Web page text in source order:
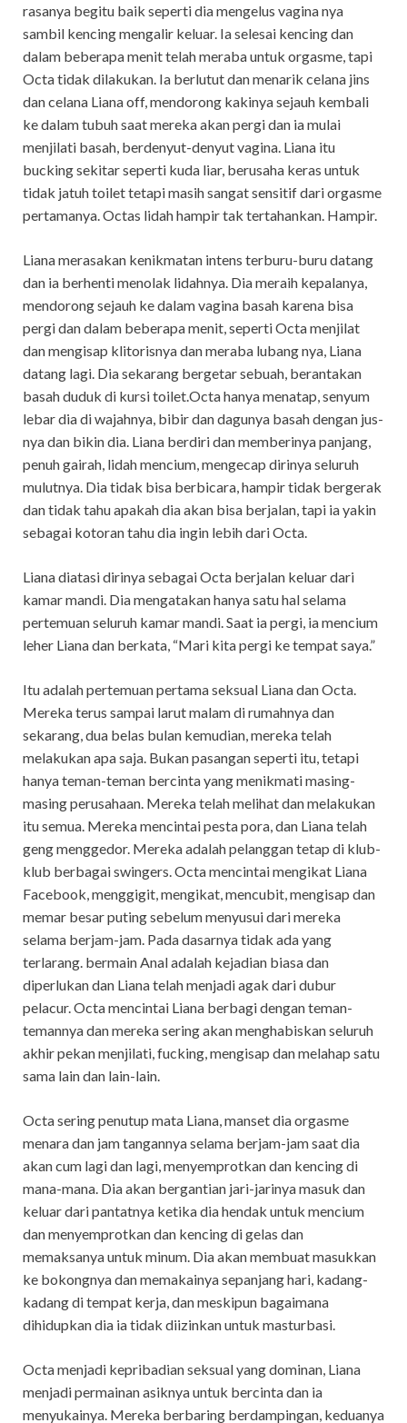
rasanya begitu baik seperti dia mengelus vagina nya
sambil kencing mengalir keluar. Ia selesai kencing dan
dalam beberapa menit telah meraba untuk orgasme, tapi
Octa tidak dilakukan. Ia berlutut dan menarik celana jins
dan celana Liana off, mendorong kakinya sejauh kembali
ke dalam tubuh saat mereka akan pergi dan ia mulai
menjilati basah, berdenyut-denyut vagina. Liana itu
bucking sekitar seperti kuda liar, berusaha keras untuk
tidak jatuh toilet tetapi masih sangat sensitif dari orgasme
pertamanya. Octas lidah hampir tak tertahankan. Hampir.
Liana merasakan kenikmatan intens terburu-buru datang
dan ia berhenti menolak lidahnya. Dia meraih kepalanya,
mendorong sejauh ke dalam vagina basah karena bisa
pergi dan dalam beberapa menit, seperti Octa menjilat
dan mengisap klitorisnya dan meraba lubang nya, Liana
datang lagi. Dia sekarang bergetar sebuah, berantakan
basah duduk di kursi toilet.Octa hanya menatap, senyum
lebar dia di wajahnya, bibir dan dagunya basah dengan jus-
nya dan bikin dia. Liana berdiri dan memberinya panjang,
penuh gairah, lidah mencium, mengecap dirinya seluruh
mulutnya. Dia tidak bisa berbicara, hampir tidak bergerak
dan tidak tahu apakah dia akan bisa berjalan, tapi ia yakin
sebagai kotoran tahu dia ingin lebih dari Octa.
Liana diatasi dirinya sebagai Octa berjalan keluar dari
kamar mandi. Dia mengatakan hanya satu hal selama
pertemuan seluruh kamar mandi. Saat ia pergi, ia mencium
leher Liana dan berkata, “Mari kita pergi ke tempat saya.”
Itu adalah pertemuan pertama seksual Liana dan Octa.
Mereka terus sampai larut malam di rumahnya dan
sekarang, dua belas bulan kemudian, mereka telah
melakukan apa saja. Bukan pasangan seperti itu, tetapi
hanya teman-teman bercinta yang menikmati masing-
masing perusahaan. Mereka telah melihat dan melakukan
itu semua. Mereka mencintai pesta pora, dan Liana telah
geng menggedor. Mereka adalah pelanggan tetap di klub-
klub berbagai swingers. Octa mencintai mengikat Liana
Facebook, menggigit, mengikat, mencubit, mengisap dan
memar besar puting sebelum menyusui dari mereka
selama berjam-jam. Pada dasarnya tidak ada yang
terlarang. bermain Anal adalah kejadian biasa dan
diperlukan dan Liana telah menjadi agak dari dubur
pelacur. Octa mencintai Liana berbagi dengan teman-
temannya dan mereka sering akan menghabiskan seluruh
akhir pekan menjilati, fucking, mengisap dan melahap satu
sama lain dan lain-lain.
Octa sering penutup mata Liana, manset dia orgasme
menara dan jam tangannya selama berjam-jam saat dia
akan cum lagi dan lagi, menyemprotkan dan kencing di
mana-mana. Dia akan bergantian jari-jarinya masuk dan
keluar dari pantatnya ketika dia hendak untuk mencium
dan menyemprotkan dan kencing di gelas dan
memaksanya untuk minum. Dia akan membuat masukkan
ke bokongnya dan memakainya sepanjang hari, kadang-
kadang di tempat kerja, dan meskipun bagaimana
dihidupkan dia ia tidak diizinkan untuk masturbasi.
Octa menjadi kepribadian seksual yang dominan, Liana
menjadi permainan asiknya untuk bercinta dan ia
menyukainya. Mereka berbaring berdampingan, keduanya